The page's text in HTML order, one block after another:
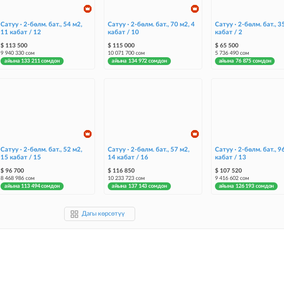
Сатуу · 2-бөлм. бат., 54 м2,
11 кабат / 12
$ 113 500
9 940 330 сом
айына 133 211 сомдон
Сатуу · 2-бөлм. бат., 70 м2, 4
кабат / 10
$ 115 000
10 071 700 сом
айына 134 972 сомдон
Сатуу · 2-бөлм. бат.,
кабат / 2
$ 65 500
5 736 490 сом
айына 76 875 сомдон
Сатуу · 2-бөлм. бат., 52 м2,
15 кабат / 15
$ 96 700
8 468 986 сом
айына 113 494 сомдон
Сатуу · 2-бөлм. бат., 57 м2,
14 кабат / 16
$ 116 850
10 233 723 сом
айына 137 143 сомдон
Сатуу · 2-бөлм. бат.,
кабат / 13
$ 107 520
9 416 602 сом
айына 126 193 сомдон
Дагы көрсөтүү